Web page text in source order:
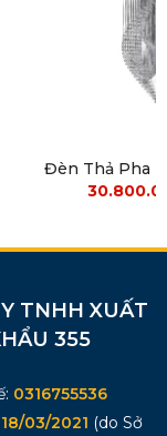
Đèn Thả Pha
TNHH XUẤT
355
0316755536
18/03/2021 (do Sở